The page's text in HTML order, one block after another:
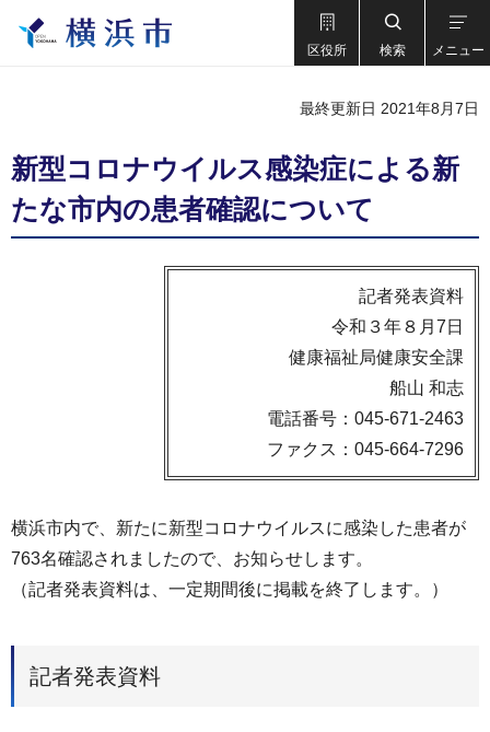
区役所 検索 メニュー
最終更新日 2021年8月7日
新型コロナウイルス感染症による新
たな市内の患者確認について
記者発表資料
令和３年８月7日
健康福祉局健康安全課
船山 和志
電話番号：045-671-2463
ファクス：045-664-7296
横浜市内で、新たに新型コロナウイルスに感染した患者が
763名確認されましたので、お知らせします。
（記者発表資料は、一定期間後に掲載を終了します。）
記者発表資料